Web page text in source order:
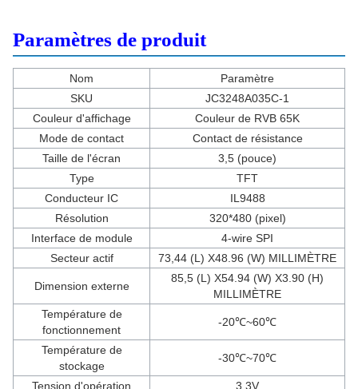
Paramètres de produit
Nom
Paramètre
SKU
JC3248A035C-1
Couleur d'affichage
Couleur de RVB 65K
Mode de contact
Contact de résistance
Taille de l'écran
3,5 (pouce)
Type
TFT
Conducteur IC
IL9488
Résolution
320*480 (pixel)
Interface de module
4-wire SPI
Secteur actif
73,44 (L) X48.96 (W) MILLIMÈTRE
Dimension externe
85,5 (L) X54.94 (W) X3.90 (H)
MILLIMÈTRE
Température de
fonctionnement
-20℃~60℃
Température de
stockage
-30℃~70℃
Tension d'opération 3.3V